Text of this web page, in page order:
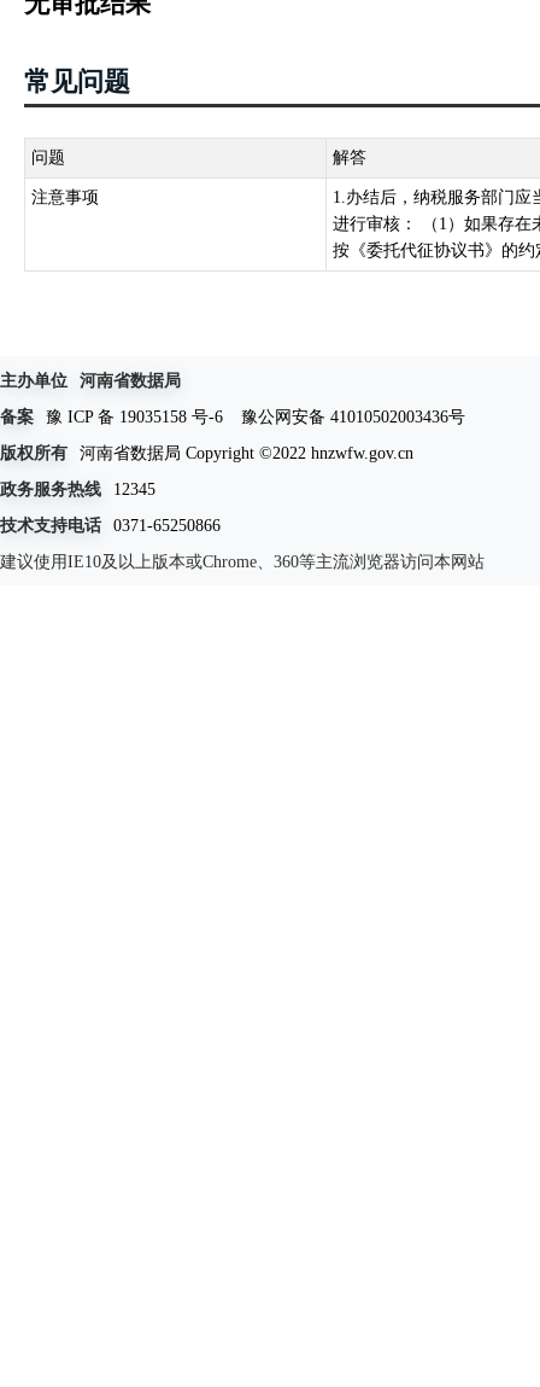
常见问题
问题 解答
注意事项
1.办结后，纳税服务部门
进行审核： （1）如果存在
按《委托代征协议书》的
主办单位
河南省数据局
备案
豫 ICP 备 19035158 号-6
豫公网安备 41010502003436号
版权所有
河南省数据局 Copyright ©2022 hnzwfw.gov.cn
政务服务热线
12345
技术支持电话
0371-65250866
建议使用IE10及以上版本或Chrome、360等主流浏览器访问本网站